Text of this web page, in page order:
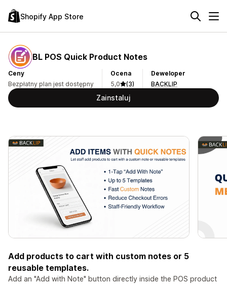
Shopify App Store
BL POS Quick Product Notes
Ceny
Bezpłatny plan jest dostępny
Ocena
5,0
(3)
Deweloper
BACKLIP
Zainstaluj
Add products to cart with custom notes or 5
reusable templates.
Add an "Add with Note" button directly inside the POS product